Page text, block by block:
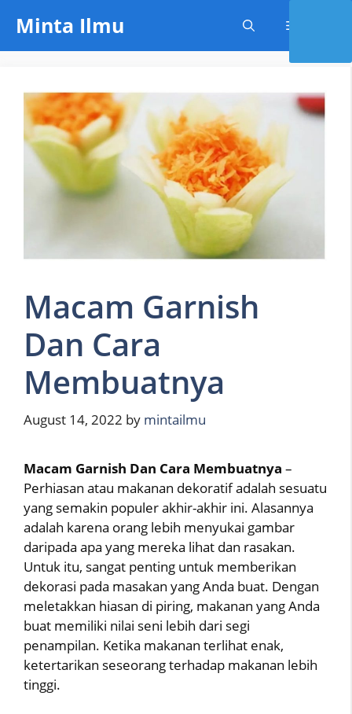
content
Minta Ilmu
Macam Garnish
Dan Cara
Membuatnya
August 14, 2022 by mintailmu
Macam Garnish Dan Cara Membuatnya –
Perhiasan atau makanan dekoratif adalah sesuatu
yang semakin populer akhir-akhir ini. Alasannya
adalah karena orang lebih menyukai gambar
daripada apa yang mereka lihat dan rasakan.
Untuk itu, sangat penting untuk memberikan
dekorasi pada masakan yang Anda buat. Dengan
meletakkan hiasan di piring, makanan yang Anda
buat memiliki nilai seni lebih dari segi
penampilan. Ketika makanan terlihat enak,
ketertarikan seseorang terhadap makanan lebih
tinggi.